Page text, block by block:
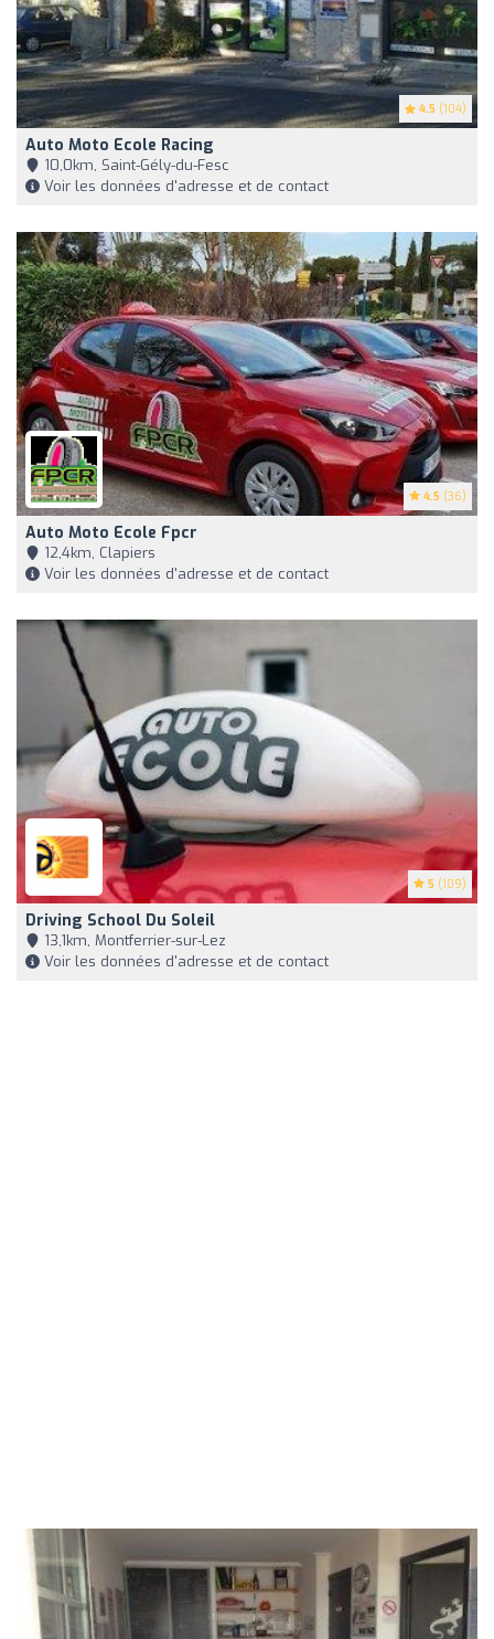
4.5 (104)
Auto Moto Ecole Racing
10,0km, Saint-Gély-du-Fesc
Voir les données d'adresse et de contact
4.5 (36)
Auto Moto Ecole Fpcr
12,4km, Clapiers
Voir les données d'adresse et de contact
5 (109)
Driving School Du Soleil
13,1km, Montferrier-sur-Lez
Voir les données d'adresse et de contact